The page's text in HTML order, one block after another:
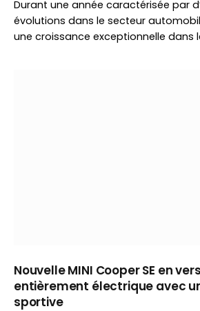
Durant une année caractérisée par
évolutions dans le secteur
une croissance exceptionnelle dans
Nouvelle MINI Cooper SE en
entièrement électrique avec
sportive